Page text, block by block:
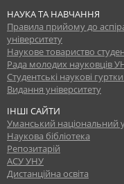
НАУКА ТА НАВЧАННЯ
Правила прийому до
університету
Наукове товариство
Рада молодих науковців
Студентські наукові
Видання університету
ІНШІ САЙТИ
Уманський національний
Наукова бібліотека
Репозитарій
АСУ УНУ
Дистанційна освіта